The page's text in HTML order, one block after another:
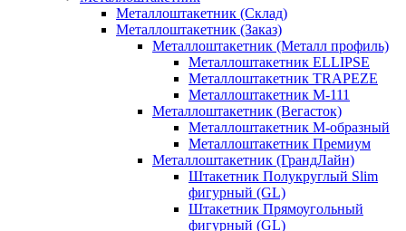
Металлоштакетник (Склад)
Металлоштакетник (Заказ)
Металлоштакетник (Металл профиль)
Металлоштакетник ELLIPSE
Металлоштакетник TRAPEZE
Металлоштакетник М-111
Металлоштакетник (Вегасток)
Металлоштакетник М-образный
Металлоштакетник Премиум
Металлоштакетник (ГрандЛайн)
Штакетник Полукруглый Slim
фигурный (GL)
Штакетник Прямоугольный
фигурный (GL)